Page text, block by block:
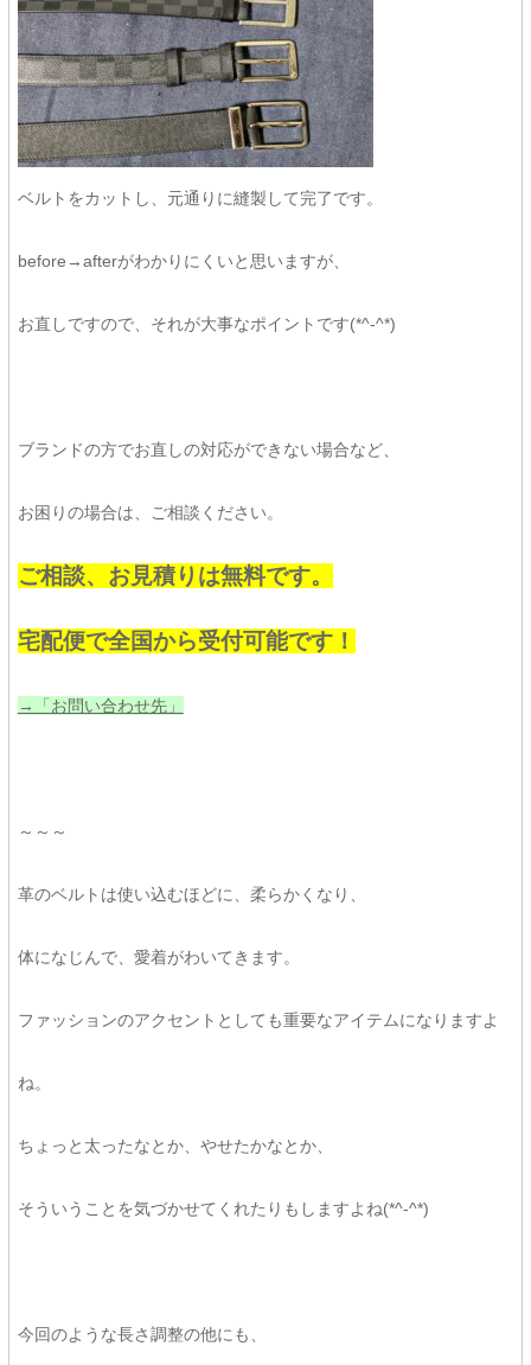
ベルトをカットし、元通りに縫製して完了です。
before→afterがわかりにくいと思いますが、
お直しですので、それが大事なポイントです(*^-^*)
ブランドの方でお直しの対応ができない場合など、
お困りの場合は、ご相談ください。
ご相談、お見積りは無料です。
宅配便で全国から受付可能です！
→「お問い合わせ先」
～～～
革のベルトは使い込むほどに、柔らかくなり、
体になじんで、愛着がわいてきます。
ファッションのアクセントとしても重要なアイテムになりますよ
ね。
ちょっと太ったなとか、やせたかなとか、
そういうことを気づかせてくれたりもしますよね(*^-^*)
今回のような長さ調整の他にも、